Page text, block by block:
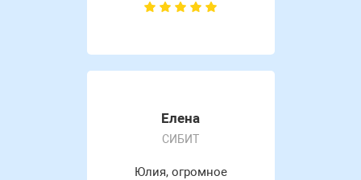
Елена
СИБИТ
Юлия, огромное